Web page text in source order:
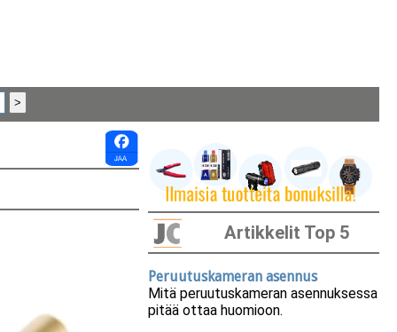
Artikkelit Top 5
Peruutuskameran asennus
Mitä peruutuskameran asennuksessa
pitää ottaa huomioon.